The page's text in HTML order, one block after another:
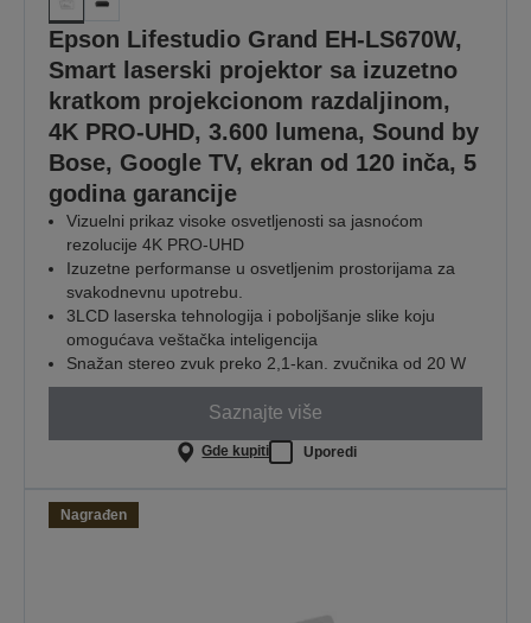
Epson Lifestudio Grand EH-LS670W,
Smart laserski projektor sa izuzetno
kratkom projekcionom razdaljinom,
4K PRO-UHD, 3.600 lumena, Sound by
Bose, Google TV, ekran od 120 inča, 5
godina garancije
Vizuelni prikaz visoke osvetljenosti sa jasnoćom
rezolucije 4K PRO-UHD
Izuzetne performanse u osvetljenim prostorijama za
svakodnevnu upotrebu.
3LCD laserska tehnologija i poboljšanje slike koju
omogućava veštačka inteligencija
Snažan stereo zvuk preko 2,1-kan. zvučnika od 20 W
Saznajte više
Gde kupiti Uporedi
Nagrađen